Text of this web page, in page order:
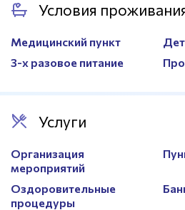
Размер
61х90м.
Раздевалки
Есть
Условия
Медицинский пункт
3-х разовое питание
Услуги
Организация
мероприятий
Оздоровительные
процедуры